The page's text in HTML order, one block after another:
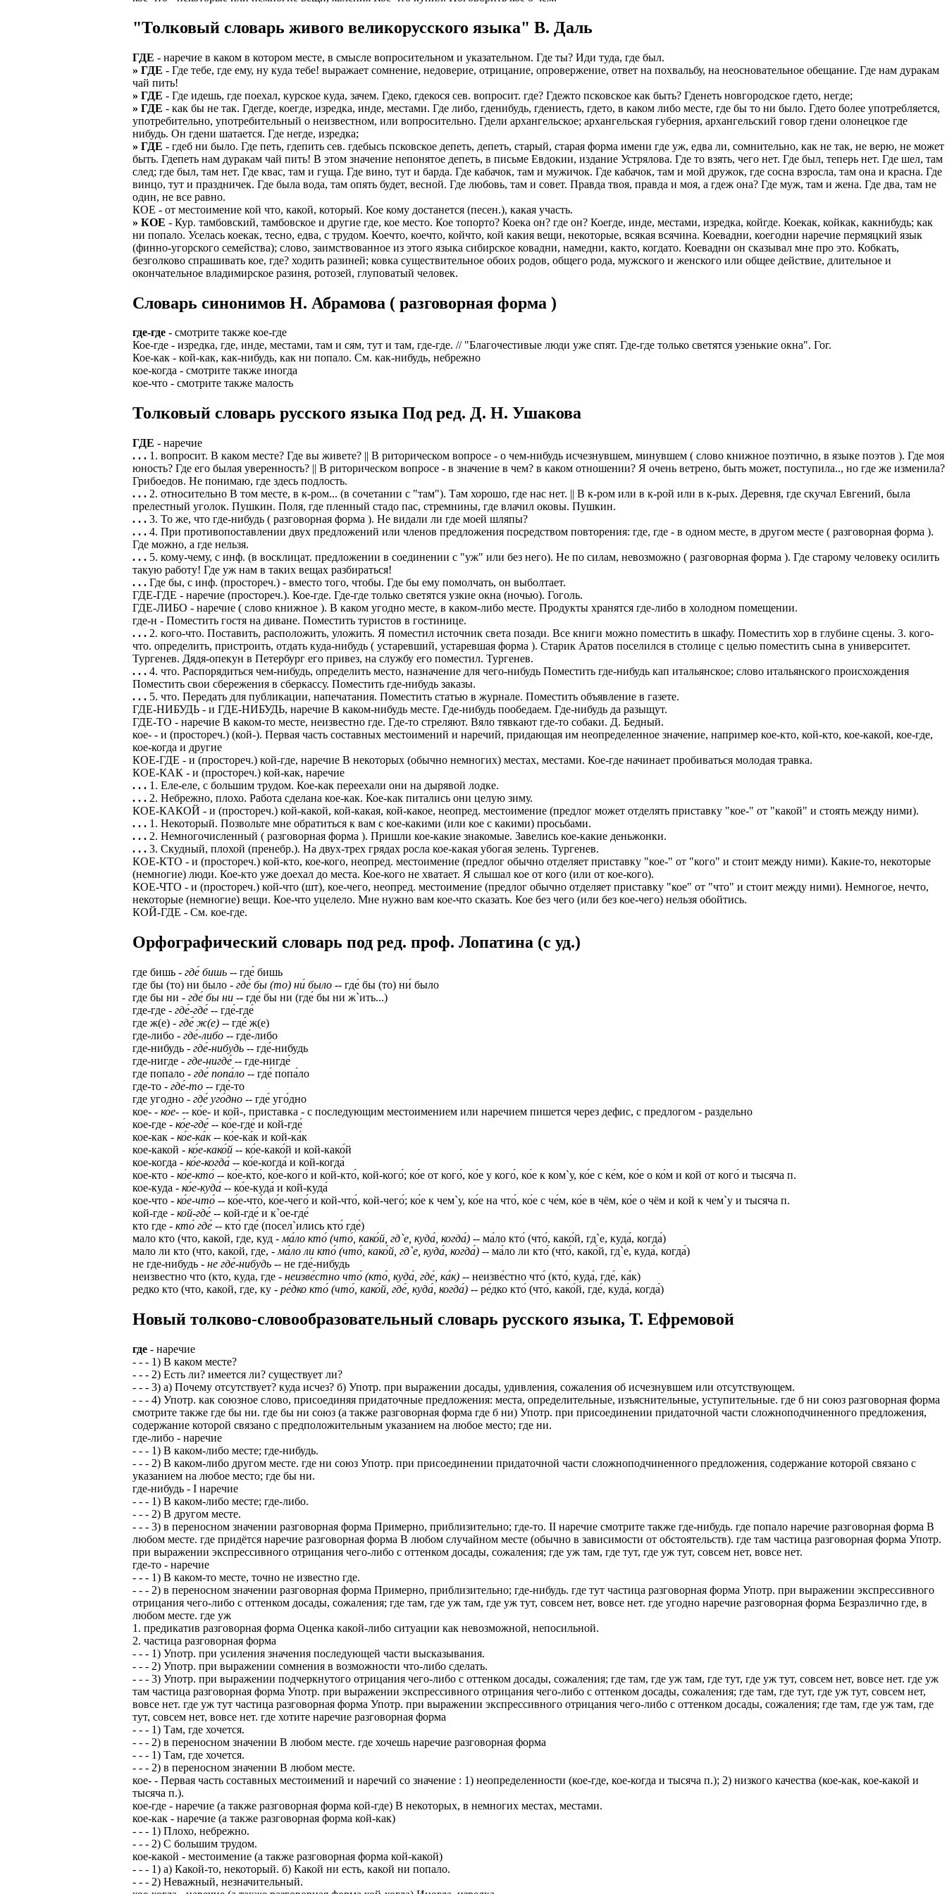
ПРОЦЕСС ОФОРМЛЕНИЯ: подробная консультация, оформление контракта> заказываем
приглашение от работодателя > оформление визы > отправка > прохождение границы, встреча
Лицензия по трудоустройству за рубежом № 20118251359
ВОЗМОЖНО ДИСТАНЦИОННОЕ ОФОРМЛЕНИЕ ИЗ ЛЮБОГО РЕГИОНА РФ!
Также смотрите дополнительные предложения по отправке в другие страны в нашем профиле.
А также рассматриваются соискатели с опытом работы: рабочий, разнорабочий, комплектовщик,
упаковщик, стикеровщик.
# работа за границей
# работа за рубежом
# трудоустройство за границей
# трудоустройство за рубежом
Подписывать документы при передаче и консультировать клиентов, как выгодно пользоваться
В ходе консультации представители могут подключать доп. услуги (например помочь в
установке мобильного банка на телефон), за что получают дополнительную плату.
Пожалуйста, НЕ ЗВОНИТЕ! Пишите.
Опыт не нужен, но приветствуется на следующих позициях: менеджер, представитель,
региональный представитель, продавец-консультант, курьер, банковский курьер, курьер банка,
курьер документов, менеджер по продажам.
В таких банках, как Сбербанк, Газпром, Альфа-Банк, Промсвязьбанк, Райффайзенбанк,
Открытие, Почта Банк.
А также в компаниях: Евросеть, Мегафон, Связной, СДЭК, ПЭК и т.д.
В направлениях: без опыта, студенты, банки, консультирование, продажи.
"Толковый словарь живого великорусского языка" В. Даль
ГДЕ - наречие в каком в котором месте, в смысле вопросительном и указательном. Где ты? Иди туда, где был.
» ГДЕ - Где тебе, где ему, ну куда тебе! выражает сомнение, недоверие, отрицание, опровержение, ответ на похвальбу, на неосновательное обещание. Где нам дуракам
чай пить!
» ГДЕ - Где идешь, где поехал, курское куда, зачем. Гдеко, гдекося сев. вопросит. где? Гдежто псковское как быть? Гденеть новгородское гдето, негде;
» ГДЕ - как бы не так. Гдегде, коегде, изредка, инде, местами. Где либо, гденибудь, гдениесть, гдето, в каком либо месте, где бы то ни было. Гдето более употребляется,
употребительно, употребительный о неизвестном, или вопросительно. Гдели архангельское; архангельская губерния, архангельский говор гдени олонецкое где
нибудь. Он гдени шатается. Где негде, изредка;
» ГДЕ - гдеб ни было. Где петь, гдепить сев. гдебысь псковское депеть, депеть, старый, старая форма имени где уж, едва ли, сомнительно, как не так, не верю, не может
быть. Гдепеть нам дуракам чай пить! В этом значение непонятое депеть, в письме Евдокии, издание Устрялова. Где то взять, чего нет. Где был, теперь нет. Где шел, там
след; где был, там нет. Где квас, там и гуща. Где вино, тут и барда. Где кабачок, там и мужичок. Где кабачок, там и мой дружок, где сосна взросла, там она и красна. Где
винцо, тут и праздничек. Где была вода, там опять будет, весной. Где любовь, там и совет. Правда твоя, правда и моя, а гдеж она? Где муж, там и жена. Где два, там не
один, не все равно.
КОЕ - от местоимение кой что, какой, который. Кое кому достанется (песен.), какая участь.
» КОЕ - Кур. тамбовский, тамбовское и другие где, кое место. Кое топорто? Коека он? где он? Коегде, инде, местами, изредка, койгде. Коекак, койкак, какнибудь; как
ни попало. Уселась коекак, тесно, едва, с трудом. Коечто, коечто, койчто, кой какия вещи, некоторые, всякая всячина. Коевадни, коегодни наречие пермяцкий язык
(финно-угорского семейства); слово, заимствованное из этого языка сибирское ковадни, намедни, както, когдато. Коевадни он сказывал мне про это. Кобкать,
безголково спрашивать кое, где? ходить разиней; ковка существительное обоих родов, общего рода, мужского и женского или общее действие, длительное и
окончательное владимирское разиня, ротозей, глуповатый человек.
Cловарь синонимов Н. Абрамова ( разговорная форма )
где-где - смотрите также кое-где
Кое-где - изредка, где, инде, местами, там и сям, тут и там, где-где. // "Благочестивые люди уже спят. Где-где только светятся узенькие окна". Гог.
Кое-как - кой-как, как-нибудь, как ни попало. См. как-нибудь, небрежно
кое-когда - смотрите также иногда
кое-что - смотрите также малость
Толковый словарь русского языка Под ред. Д. Н. Ушакова
ГДЕ - наречие
. . . 1. вопросит. В каком месте? Где вы живете? || В риторическом вопросе - о чем-нибудь исчезнувшем, минувшем ( слово книжное поэтично, в языке поэтов ). Где моя
юность? Где его былая уверенность? || В риторическом вопросе - в значение в чем? в каком отношении? Я очень ветрено, быть может, поступила.., но где же изменила?
Грибоедов. Не понимаю, где здесь подлость.
. . . 2. относительно В том месте, в к-ром... (в сочетании с "там"). Там хорошо, где нас нет. || В к-ром или в к-рой или в к-рых. Деревня, где скучал Евгений, была
прелестный уголок. Пушкин. Поля, где пленный стадо пас, стремнины, где влачил оковы. Пушкин.
. . . 3. То же, что где-нибудь ( разговорная форма ). Не видали ли где моей шляпы?
. . . 4. При противопоставлении двух предложений или членов предложения посредством повторения: где, где - в одном месте, в другом месте ( разговорная форма ).
Где можно, а где нельзя.
. . . 5. кому-чему, с инф. (в восклицат. предложении в соединении с "уж" или без него). Не по силам, невозможно ( разговорная форма ). Где старому человеку осилить
такую работу! Где уж нам в таких вещах разбираться!
. . . Где бы, с инф. (простореч.) - вместо того, чтобы. Где бы ему помолчать, он выболтает.
ГДЕ-ГДЕ - наречие (простореч.). Кое-где. Где-где только светятся узкие окна (ночью). Гоголь.
ГДЕ-ЛИБО - наречие ( слово книжное ). В каком угодно месте, в каком-либо месте. Продукты хранятся где-либо в холодном помещении.
где-н - Поместить гостя на диване. Поместить туристов в гостинице.
. . . 2. кого-что. Поставить, расположить, уложить. Я поместил источник света позади. Все книги можно поместить в шкафу. Поместить хор в глубине сцены. 3. кого-
что. определить, пристроить, отдать куда-нибудь ( устаревший, устаревшая форма ). Старик Аратов поселился в столице с целью поместить сына в университет.
Тургенев. Дядя-опекун в Петербург его привез, на службу его поместил. Тургенев.
. . . 4. что. Распорядиться чем-нибудь, определить место, назначение для чего-нибудь Поместить где-нибудь кап итальянское; слово итальянского происхождения
Поместить свои сбережения в сберкассу. Поместить где-нибудь заказы.
. . . 5. что. Передать для публикации, напечатания. Поместить статью в журнале. Поместить объявление в газете.
ГДЕ-НИБУДЬ - и ГДЕ-НИБУДЬ, наречие В каком-нибудь месте. Где-нибудь пообедаем. Где-нибудь да разыщут.
ГДЕ-ТО - наречие В каком-то месте, неизвестно где. Где-то стреляют. Вяло тявкают где-то собаки. Д. Бедный.
кое- - и (простореч.) (кой-). Первая часть составных местоимений и наречий, придающая им неопределенное значение, например кое-кто, кой-кто, кое-какой, кое-где,
кое-когда и другие
КОЕ-ГДЕ - и (простореч.) кой-где, наречие В некоторых (обычно немногих) местах, местами. Кое-где начинает пробиваться молодая травка.
КОЕ-КАК - и (простореч.) кой-как, наречие
. . . 1. Еле-еле, с большим трудом. Кое-как переехали они на дырявой лодке.
. . . 2. Небрежно, плохо. Работа сделана кое-как. Кое-как питались они целую зиму.
КОЕ-КАКОЙ - и (простореч.) кой-какой, кой-какая, кой-какое, неопред. местоимение (предлог может отделять приставку "кое-" от "какой" и стоять между ними).
. . . 1. Некоторый. Позвольте мне обратиться к вам с кое-какими (или кое с какими) просьбами.
. . . 2. Немногочисленный ( разговорная форма ). Пришли кое-какие знакомые. Завелись кое-какие деньжонки.
. . . 3. Скудный, плохой (пренебр.). На двух-трех грядах росла кое-какая убогая зелень. Тургенев.
КОЕ-КТО - и (простореч.) кой-кто, кое-кого, неопред. местоимение (предлог обычно отделяет приставку "кое-" от "кого" и стоит между ними). Какие-то, некоторые
(немногие) люди. Кое-кто уже доехал до места. Кое-кого не хватает. Я слышал кое от кого (или от кое-кого).
КОЕ-ЧТО - и (простореч.) кой-что (шт), кое-чего, неопред. местоимение (предлог обычно отделяет приставку "кое" от "что" и стоит между ними). Немногое, нечто,
некоторые (немногие) вещи. Кое-что уцелело. Мне нужно вам кое-что сказать. Кое без чего (или без кое-чего) нельзя обойтись.
КОЙ-ГДЕ - См. кое-где.
Орфографический словарь под ред. проф. Лопатина (c уд.)
где бишь - где́ бишь -- где́ бишь
где бы (то) ни было - где́ бы (то) ни́ было -- где́ бы (то) ни́ было
где бы ни - где́ бы ни -- где́ бы ни (где́ бы ни ж`ить...)
где-где - где́-где́ -- где́-где́
где ж(е) - где́ ж(е) -- где́ ж(е)
где-либо - где́-либо -- где́-либо
где-нибудь - где́-нибудь -- где́-нибудь
где-нигде - где-нигде́ -- где-нигде́
где попало - где́ попа́ло -- где́ попа́ло
где-то - где́-то -- где́-то
где угодно - где́ уго́дно -- где́ уго́дно
кое- - ко́е- -- ко́е- и кой-, приставка - с последующим местоимением или наречием пишется через дефис, с предлогом - раздельно
кое-где - ко́е-где́ -- ко́е-где́ и кой-где́
кое-как - ко́е-ка́к-- ко́е-ка́к и кой-ка́к
кое-какой - ко́е-како́й -- ко́е-како́й и кой-како́й
кое-когда - ко́е-когда́ -- ко́е-когда́ и кой-когда́
кое-кто - ко́е-кто́ -- ко́е-кто́, ко́е-кого́ и кой-кто́, кой-кого́; ко́е от кого́, ко́е у кого́, ко́е к ком`у, ко́е с ке́м, ко́е о ко́м и кой от кого́ и тысяча п.
кое-куда - ко́е-куда́ -- ко́е-куда́ и кой-куда́
кое-что - ко́е-что́ -- ко́е-что́, ко́е-чего́ и кой-что́, кой-чего́; ко́е к чем`у, ко́е на что́, ко́е с че́м, ко́е в чём, ко́е о чём и кой к чем`у и тысяча п.
кой-где - кой-где́ -- кой-где́ и к`ое-где́
кто где - кто́ где́ -- кто́ где́ (посел`ились кто́ где́)
мало кто (что, какой, где, куд - ма́ло кто́ (что́, како́й, гд`е, куда́, когда́) -- ма́ло кто́ (что́, како́й, гд`е, куда́, когда́)
мало ли кто (что, какой, где, - ма́ло ли кто́ (что́, како́й, гд`е, куда́, когда́) -- ма́ло ли кто́ (что́, како́й, гд`е, куда́, когда́)
не где-нибудь - не где́-нибудь -- не где́-нибудь
неизвестно что (кто, куда, где - неизве́стно что́ (кто́, куда́, где́, ка́к) -- неизве́стно что́ (кто́, куда́, где́, ка́к)
редко кто (что, какой, где, ку - ре́дко кто́ (что́, како́й, где́, куда́, когда́) -- ре́дко кто́ (что́, како́й, где́, куда́, когда́)
Новый толково-словообразовательный словарь русского языка, Т. Ефремовой
где - наречие
- - - 1) В каком месте?
- - - 2) Есть ли? имеется ли? существует ли?
- - - 3) а) Почему отсутствует? куда исчез? б) Употр. при выражении досады, удивления, сожаления об исчезнувшем или отсутствующем.
- - - 4) Употр. как союзное слово, присоединяя придаточные предложения: места, определительные, изъяснительные, уступительные. где б ни союз разговорная форма
смотрите также где бы ни. где бы ни союз (а также разговорная форма где б ни) Употр. при присоединении придаточной части сложноподчиненного предложения,
содержание которой связано с предположительным указанием на любое место; где ни.
где-либо - наречие
- - - 1) В каком-либо месте; где-нибудь.
- - - 2) В каком-либо другом месте. где ни союз Употр. при присоединении придаточной части сложноподчиненного предложения, содержание которой связано с
указанием на любое место; где бы ни.
где-нибудь - I наречие
- - - 1) В каком-либо месте; где-либо.
- - - 2) В другом месте.
- - - 3) в переносном значении разговорная форма Примерно, приблизительно; где-то. II наречие смотрите также где-нибудь. где попало наречие разговорная форма В
любом месте. где придётся наречие разговорная форма В любом случайном месте (обычно в зависимости от обстоятельств). где там частица разговорная форма Употр.
при выражении экспрессивного отрицания чего-либо с оттенком досады, сожаления; где уж там, где тут, где уж тут, совсем нет, вовсе нет.
где-то - наречие
- - - 1) В каком-то месте, точно не известно где.
- - - 2) в переносном значении разговорная форма Примерно, приблизительно; где-нибудь. где тут частица разговорная форма Употр. при выражении экспрессивного
отрицания чего-либо с оттенком досады, сожаления; где там, где уж там, где уж тут, совсем нет, вовсе нет. где угодно наречие разговорная форма Безразлично где, в
любом месте. где уж
1. предикатив разговорная форма Оценка какой-либо ситуации как невозможной, непосильной.
2. частица разговорная форма
- - - 1) Употр. при усиления значения последующей части высказывания.
- - - 2) Употр. при выражении сомнения в возможности что-либо сделать.
- - - 3) Употр. при выражении подчеркнутого отрицания чего-либо с оттенком досады, сожаления; где там, где уж там, где тут, где уж тут, совсем нет, вовсе нет. где уж
там частица разговорная форма Употр. при выражении экспрессивного отрицания чего-либо с оттенком досады, сожаления; где там, где тут, где уж тут, совсем нет,
вовсе нет. где уж тут частица разговорная форма Употр. при выражении экспрессивного отрицания чего-либо с оттенком досады, сожаления; где там, где уж там, где
тут, совсем нет, вовсе нет. где хотите наречие разговорная форма
- - - 1) Там, где хочется.
- - - 2) в переносном значении В любом месте. где хочешь наречие разговорная форма
- - - 1) Там, где хочется.
- - - 2) в переносном значении В любом месте.
кое- - Первая часть составных местоимений и наречий со значение : 1) неопределенности (кое-где, кое-когда и тысяча п.); 2) низкого качества (кое-как, кое-какой и
тысяча п.).
кое-где - наречие (а также разговорная форма кой-где) В некоторых, в немногих местах, местами.
кое-как - наречие (а также разговорная форма кой-как)
- - - 1) Плохо, небрежно.
- - - 2) С большим трудом.
кое-какой - местоимение (а также разговорная форма кой-какой)
- - - 1) а) Какой-то, некоторый. б) Какой ни есть, какой ни попало.
- - - 2) Неважный, незначительный.